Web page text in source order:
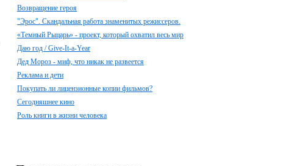
Возвращение героя
"Эрос". Скандальная работа знаменитых режиссеров.
«Темный Рыцарь» - проект, который охватил весь мир
Даю год / Give-It-a-Year
Дед Мороз - миф, что никак не развеется
Реклама и дети
Покупать ли лицензионные копии фильмов?
Сегодняшнее кино
Роль книги в жизни человека